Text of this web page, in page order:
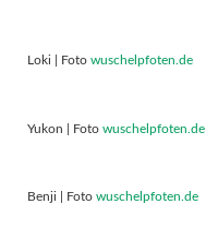
Loki | Foto wuschelpfoten.de
Yukon | Foto wuschelpfoten.de
Benji | Foto wuschelpfoten.de